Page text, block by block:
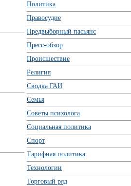
Политика
Правосудие
Предвыборный пасьянс
Пресс-обзор
Происшествие
Религия
Сводка ГАИ
Семья
Советы психолога
Социальная политика
Спорт
Тарифная политика
Технологии
Торговый ряд